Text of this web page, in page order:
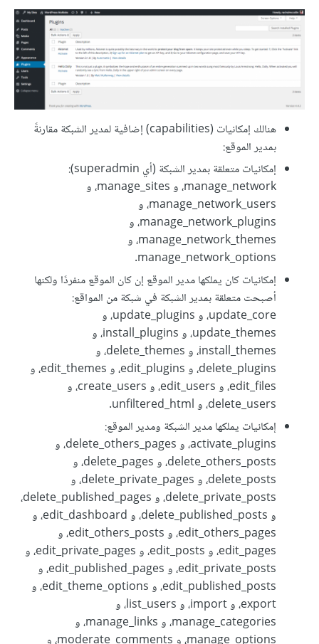
هنالك إمكانيات (capabilities) إضافية لمدير الشبكة مقارنةً
بمدير الموقع:
إمكانيات متعلقة بمدير الشبكة (أي superadmin):
manage_network، و manage_sites، و
manage_network_users، و
manage_network_plugins، و
manage_network_themes، و
manage_network_options.
إمكانيات كان يملكها مدير الموقع إن كان الموقع منفردًا ولكنها
أصبحت متعلقة بمدير الشبكة في شبكة من المواقع:
update_core، و update_plugins، و
update_themes، و install_plugins، و
install_themes، و delete_themes، و
delete_plugins، و edit_plugins، و edit_themes، و
edit_files، و edit_users، و create_users، و
delete_users، و unfiltered_html.
إمكانيات يملكها مدير الشبكة ومدير الموقع:
activate_plugins، و delete_others_pages، و
delete_others_posts، و delete_pages، و
delete_posts، و delete_private_pages، و
delete_private_posts، و delete_published_pages،
و delete_published_posts، و edit_dashboard، و
edit_others_pages، و edit_others_posts، و
edit_pages، و edit_posts، و edit_private_pages، و
edit_private_posts، و edit_published_pages، و
edit_published_posts، و edit_theme_options، و
export، و import، و list_users، و
manage_categories، و manage_links، و